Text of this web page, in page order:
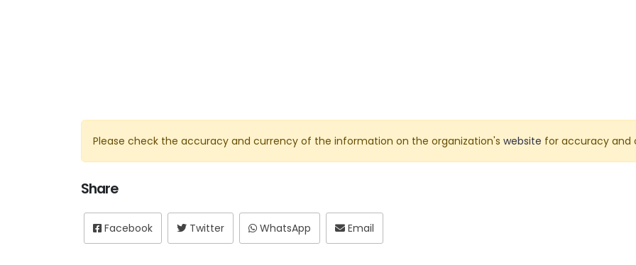
Please check the accuracy and currency of the information on the organization's website for accuracy and
Share
Facebook Twitter WhatsApp Email